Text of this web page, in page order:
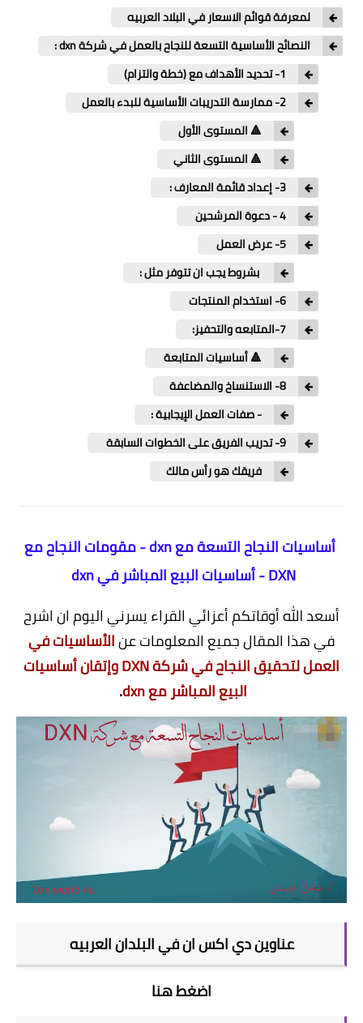
لمعرفة قوائم الاسعار في البلاد العربيه
النصائح الأساسية التسعة للنجاح بالعمل في شركة dxn :
1- تحديد الأهداف مع (خطة والتزام)
2- ممارسة التدريبات الأساسية للبدء بالعمل
🔺 المستوى الأول
🔺 المستوى الثاني
3- إعداد قائمة المعارف :
4 - دعوة المرشحين
5- عرض العمل
بشروط يجب ان تتوفر مثل :
6- استخدام المنتجات
7-المتابعه والتحفيز:
🔺 أساسيات المتابعة
8- الاستنساخ والمضاعفة
- صفات العمل الإيجابية :
9- تدريب الفريق على الخطوات السابقة
فريقك هو رأس مالك
أساسيات النجاح التسعة مع dxn - مقومات النجاح مع
DXN - أساسيات البيع المباشر في dxn
أسعد الله أوقاتكم أعزائي القراء يسرني اليوم ان اشرح
في هذا المقال جميع المعلومات عنالأساسيات في
العمل لتحقيق النجاح في شركة DXN وإتقان أساسيات
البيع المباشر مع dxn
.
عناوين دي اكس ان في البلدان العربيه
اضغط هنا